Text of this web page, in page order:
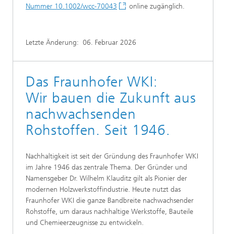
Nummer 10.1002/wcc-70043
online zugänglich.
Letzte Änderung: 06. Februar 2026
Das Fraunhofer WKI:
Wir bauen die Zukunft aus
nachwachsenden
Rohstoffen. Seit 1946.
Nachhaltigkeit ist seit der Gründung des Fraunhofer WKI
im Jahre 1946 das zentrale Thema. Der Gründer und
Namensgeber Dr. Wilhelm Klauditz gilt als Pionier der
modernen Holzwerkstoffindustrie. Heute nutzt das
Fraunhofer WKI die ganze Bandbreite nachwachsender
Rohstoffe, um daraus nachhaltige Werkstoffe, Bauteile
und Chemieerzeugnisse zu entwickeln.